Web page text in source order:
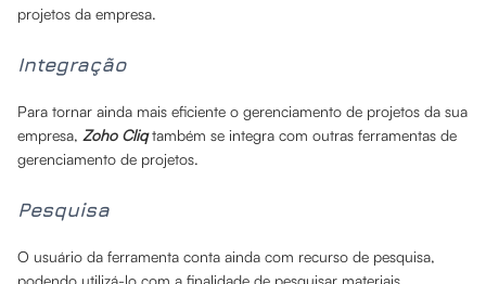
projetos da empresa.
Integração
Para tornar ainda mais eficiente o gerenciamento de projetos da sua
empresa, Zoho Cliqtambém se integra com outras ferramentas de
gerenciamento de projetos.
Pesquisa
O usuário da ferramenta conta ainda com recurso de pesquisa,
podendo utilizá-lo com a finalidade de pesquisar materiais